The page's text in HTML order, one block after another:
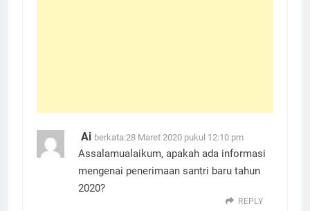
Ai berkata:28 Maret 2020 pukul 12:10 pm
Assalamualaikum, apakah ada informasi
mengenai penerimaan santri baru tahun
2020?
REPLY